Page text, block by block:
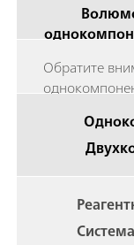
Обратите
переход на
описано